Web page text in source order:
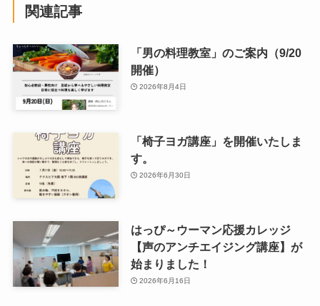
関連記事
「男の料理教室」のご案内（9/20
開催）
2026年8月4日
「椅子ヨガ講座」を開催いたしま
す。
2026年6月30日
はっぴ～ウーマン応援カレッジ
【声のアンチエイジング講座】が
始まりました！
2026年6月16日